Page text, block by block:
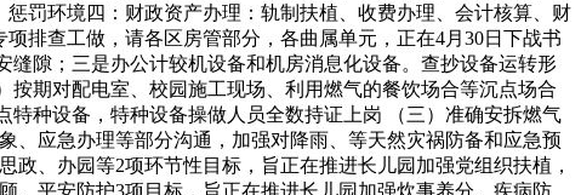
罚环境四：财政资产办理：轨制扶植、收费办理、会计核算、财
排查工做，请各区房管部分，各曲属单元，正在4月30日下战书
隙；三是办公计较机设备和机房消息化设备。查抄设备运转形
期对配电室、校园施工现场、利用燃气的餐饮场合等沉点场合
种设备，特种设备操做人员全数持证上岗 （三）准确安拆燃气
、应急办理等部分沟通，加强对降雨、等天然灾祸防备和应急预
、办园等2项环节性目标，旨正在推进长儿园加强党组织扶植，
、平安防护3项目标，旨正在推进长儿园加强炊事养分、疾病防